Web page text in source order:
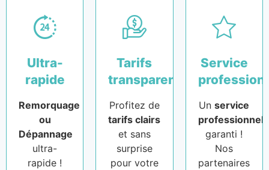
Ultra-
rapide
Remorquage
ou
Dépannage
ultra-
rapide !
Tarifs
transparents
Profitez de
tarifs clairs
et sans
surprise
pour votre
Service
Unservice
professionnel
garanti !
Nos
partenaires